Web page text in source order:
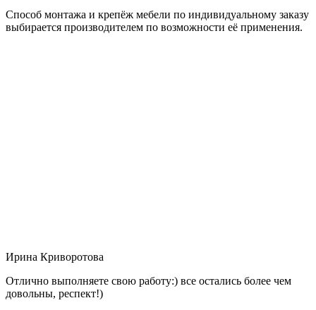
Способ монтажа и крепёж мебели по индивидуальному заказу
выбирается производителем по возможности её применения.
Ирина Криворотова
Отлично выполняете свою работу:) все остались более чем
довольны, респект!)